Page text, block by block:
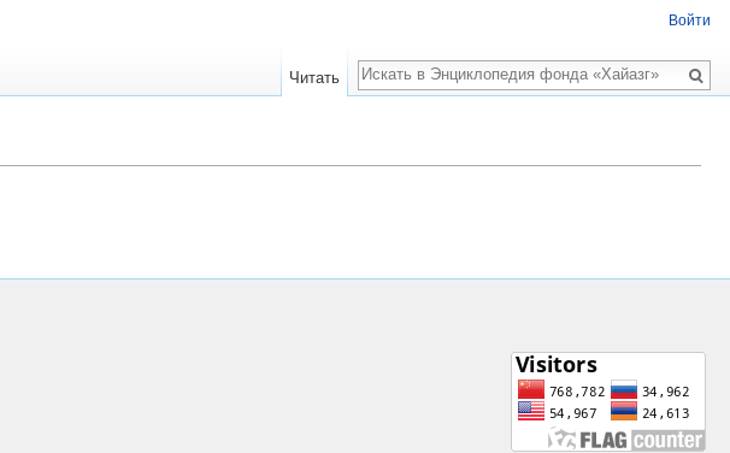
Войти
Читать
Поиск